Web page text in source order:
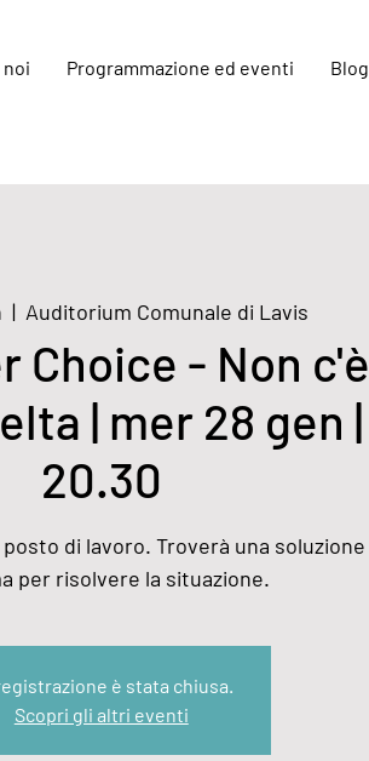
noi Programmazione ed eventi Blog
  |
Auditorium Comunale di Lavis
Choice - Non c'è
| mer 28 gen |
20.30
di lavoro. Troverà una soluzione
per risolvere la situazione.
è stata chiusa.
Scopri gli altri eventi